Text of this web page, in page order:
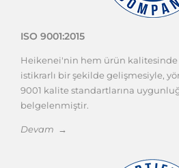
ISO 9001:2015
Heikenei'nin hem ürün
istikrarlı bir şekilde gelişmesiyle,
9001 kalite standartlarına
belgelenmiştir.
Devam →